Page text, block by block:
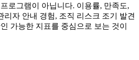
로그램이 아닙니다. 이용률, 만족도,
리자 안내 경험, 조직 리스크 조기 발견
가능한 지표를 중심으로 보는 것이